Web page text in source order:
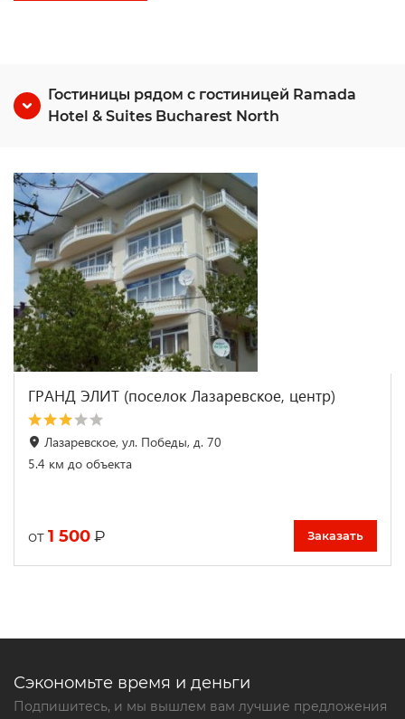
Гостиницы рядом с гостиницей Ramada
Hotel & Suites Bucharest North
ГРАНД ЭЛИТ (поселок Лазаревское, центр)
Лазаревское, ул. Победы, д. 70
5.4 км до объекта
от 1 500 ₽ Заказать
Сэкономьте время и деньги
Подпишитесь, и мы вышлем вам лучшие предложения